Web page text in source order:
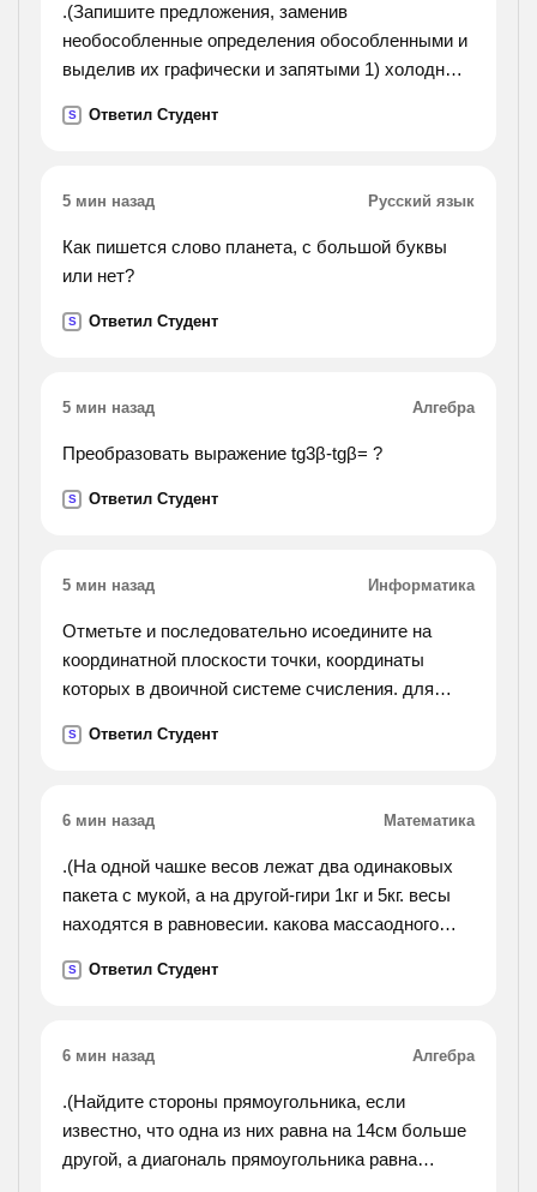
.(Запишите предложения, заменив
необособленные определения обособленными и
выделив их графически и запятыми 1) холодный
S Ответил Студент
5 мин назад Русский язык
Как пишется слово планета, с большой буквы
или нет?
S Ответил Студент
5 мин назад Алгебра
Преобразовать выражение tg3β-tgβ= ?
S Ответил Студент
5 мин назад Информатика
Отметьте и последовательно исоедините на
координатной плоскости точки, координаты
которых в двоичной системе счисления. для
таблицы. № точки двоичный код десятичный код
(1100,110) ? 6 (1100,111) ? 7 (1011,111) ? 8
(1011,10) ? 9 (1001,10) ? 10 (1001,11) ? 11
(1010,11) ? 12 (1010,100) ? 13 (111,100) ? 14
(111,10) ? 15 (101,10) ? 16 (101,11) ? 17 (110,11) ?
(10,1000) ? 22 (10,1001) ? 23 (11,1001) ? 24
S Ответил Студент
6 мин назад Математика
.(На одной чашке весов лежат два одинаковых
пакета с мукой, а на другой-гири 1кг и 5кг. весы
находятся в равновесии. какова массаодного
S Ответил Студент
6 мин назад Алгебра
.(Найдите стороны прямоугольника, если
известно, что одна из них равна на 14см больше
другой, а диагональ прямоугольника равна